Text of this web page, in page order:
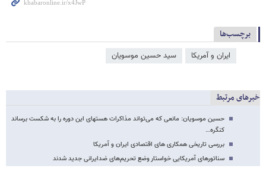
برچسب‌ها
ایران و آمریکا سید حسین موسویان
خبرهای مرتبط
حسین موسویان: مانعی که می‌تواند مذاکرات هسته​ای این دوره را به شکست برساند
کنگره…
بررسی تاریخی همکاری های اقتصادی ایران و آمریکا
سناتورهای آمریکایی خواستار وضع تحریم‌های ضدایرانی جدید شدند